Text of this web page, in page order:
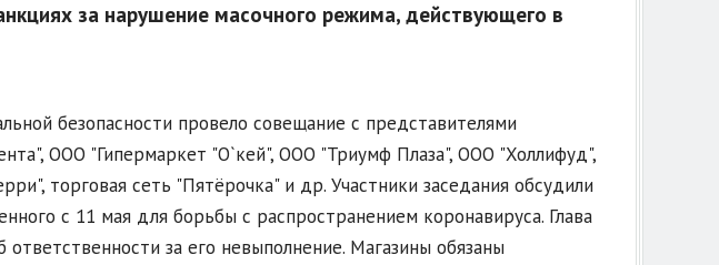
за нарушение масочного режима, действующего в
безопасности провело совещание с представителями
ООО "Гипермаркет "О`кей", ООО "Триумф Плаза", ООО "Холлифуд",
торговая сеть "Пятёрочка" и др. Участники заседания обсудили
с 11 мая для борьбы с распространением коронавируса. Глава
за его невыполнение. Магазины обязаны